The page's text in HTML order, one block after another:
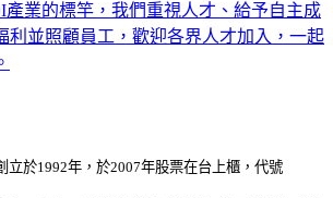
業的標竿，我們重視人才、給予自主成
利並照顧員工，歡迎各界人才加入，一起
立於1992年，於2007年股票在台上櫃，代號